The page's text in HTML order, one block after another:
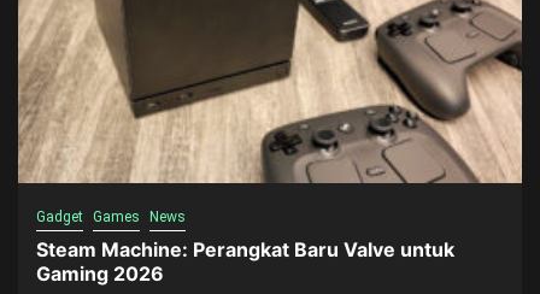
Gadget Games News
Steam Machine: Perangkat Baru Valve untuk
Gaming 2026